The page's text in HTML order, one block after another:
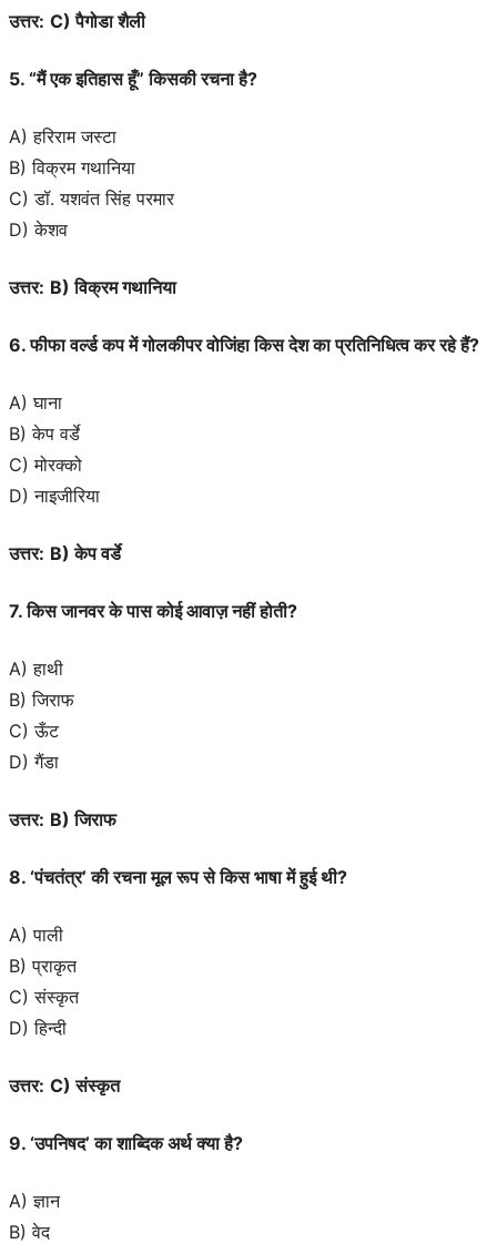
उत्तर: C) पैगोडा शैली
5. “मैं एक इतिहास हूँ” किसकी रचना है?
A) हरिराम जस्टा
B) विक्रम गथानिया
C) डॉ. यशवंत सिंह परमार
D) केशव
उत्तर: B) विक्रम गथानिया
6. फीफा वर्ल्ड कप में गोलकीपर वोजिंहा किस देश का प्रतिनिधित्व कर रहे हैं?
A) घाना
B) केप वर्डे
C) मोरक्को
D) नाइजीरिया
उत्तर: B) केप वर्डे
7. किस जानवर के पास कोई आवाज़ नहीं होती?
A) हाथी
B) जिराफ
C) ऊँट
D) गैंडा
उत्तर: B) जिराफ
8. ‘पंचतंत्र’ की रचना मूल रूप से किस भाषा में हुई थी?
A) पाली
B) प्राकृत
C) संस्कृत
D) हिन्दी
उत्तर: C) संस्कृत
9. ‘उपनिषद’ का शाब्दिक अर्थ क्या है?
A) ज्ञान
B) वेद